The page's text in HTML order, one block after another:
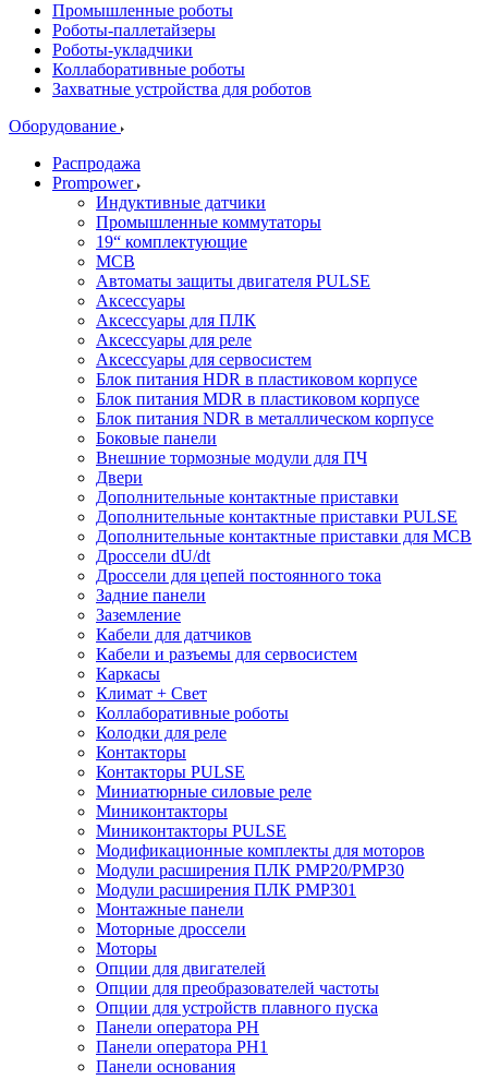
Промышленные роботы
Роботы-паллетайзеры
Роботы-укладчики
Коллаборативные роботы
Захватные устройства для роботов
Оборудование
Распродажа
Prompower
Индуктивные датчики
Промышленные коммутаторы
19“ комплектующие
MCB
Автоматы защиты двигателя PULSE
Аксессуары
Аксессуары для ПЛК
Аксессуары для реле
Аксессуары для сервосистем
Блок питания HDR в пластиковом корпусе
Блок питания MDR в пластиковом корпусе
Блок питания NDR в металлическом корпусе
Боковые панели
Внешние тормозные модули для ПЧ
Двери
Дополнительные контактные приставки
Дополнительные контактные приставки PULSE
Дополнительные контактные приставки для MCB
Дроссели dU/dt
Дроссели для цепей постоянного тока
Задние панели
Заземление
Кабели для датчиков
Кабели и разъемы для сервосистем
Каркасы
Климат + Свет
Коллаборативные роботы
Колодки для реле
Контакторы
Контакторы PULSE
Миниатюрные силовые реле
Миниконтакторы
Миниконтакторы PULSE
Модификационные комплекты для моторов
Модули расширения ПЛК PMP20/PMP30
Модули расширения ПЛК PMP301
Монтажные панели
Моторные дроссели
Моторы
Опции для двигателей
Опции для преобразователей частоты
Опции для устройств плавного пуска
Панели оператора PH
Панели оператора PH1
Панели основания